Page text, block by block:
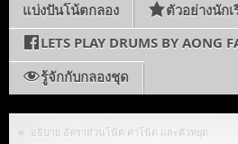
แบ่งปันโน้ตกลอง
ตัวอย่างนักเ
LETS PLAY DRUMS BY AONG
รู้จักกับกลองชุด
« อธิบาย อัตราส่วนโน้ต ค่าโน้ต และตัวหยุด